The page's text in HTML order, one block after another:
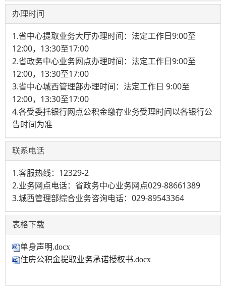
办理时间
1.省中心提取业务大厅办理时间：法定工作日9:00至
12:00，13:30至17:00
2.省政务中心业务网点办理时间：法定工作日9:00至
12:00，13:30至17:00
3.省中心城西管理部办理时间：法定工作日 9:00至
12:00，13:30至17:00
4.各受委托银行网点公积金缴存业务受理时间以各银行公
告时间为准
联系电话
1.客服热线：12329-2
2.业务网点电话：省政务中心业务网点029-88661389
3.城西管理部综合业务咨询电话：029-89543364
表格下载
单身声明.docx
住房公积金提取业务承诺授权书.docx